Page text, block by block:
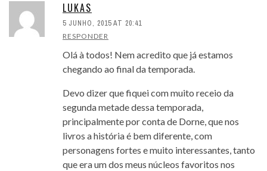
LUKAS
5 JUNHO, 2015 AT 20:41
RESPONDER
Olá à todos! Nem acredito que já estamos
chegando ao final da temporada.
Devo dizer que fiquei com muito receio da
segunda metade dessa temporada,
principalmente por conta de Dorne, que nos
livros a história é bem diferente, com
personagens fortes e muito interessantes, tanto
que era um dos meus núcleos favoritos nos